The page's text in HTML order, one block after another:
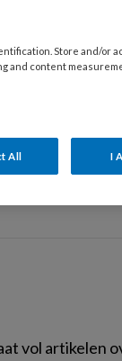
korte quiz!
vol artikelen
Store and/or
and content
All I